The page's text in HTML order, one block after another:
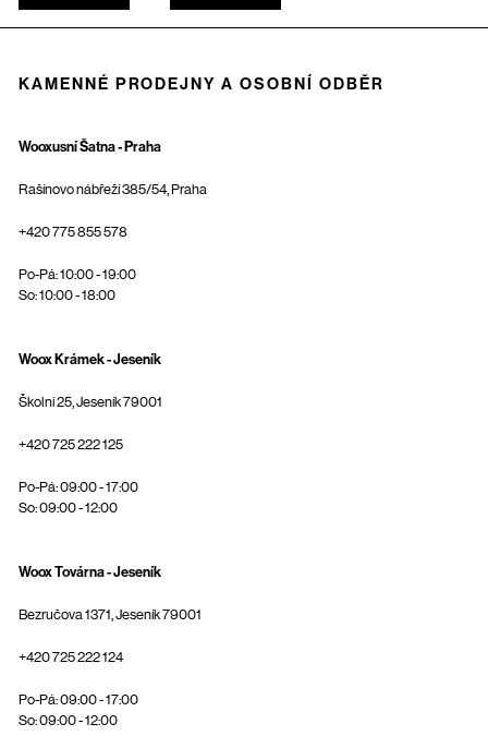
KAMENNÉ PRODEJNY A OSOBNÍ ODBĚR
Wooxusní Šatna - Praha
Rašínovo nábřeží 385/54, Praha
+420 775 855 578
Po-Pá: 10:00 - 19:00
So: 10:00 - 18:00
Woox Krámek - Jeseník
Školní 25, Jeseník 79001
+420 725 222 125
Po-Pá: 09:00 - 17:00
So: 09:00 - 12:00
Woox Továrna - Jeseník
Bezručova 1371, Jeseník 79001
+420 725 222 124
Po-Pá: 09:00 - 17:00
So: 09:00 - 12:00